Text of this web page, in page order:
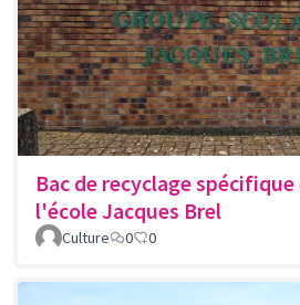
Bac de recyclage
l'école Jacques Brel
Culture 0 0